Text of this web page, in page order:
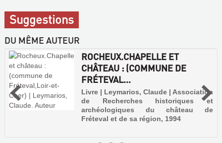
Suggestions
DU MÊME AUTEUR
ROCHEUX.CHAPELLE ET
CHÂTEAU : (COMMUNE DE
FRÉTEVAL...
Livre | Leymarios, Claude | Association
de Recherches historiques et
archéologiques du château de
Fréteval et de sa région, 1994